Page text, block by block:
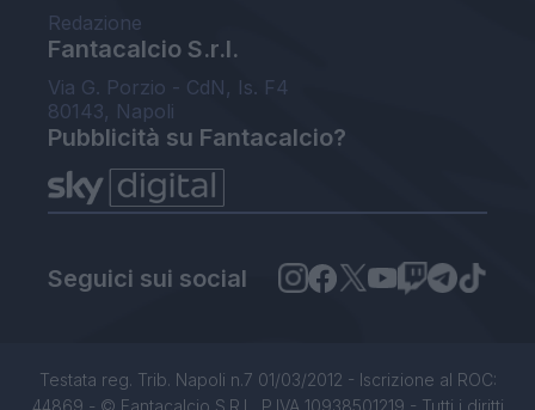
Redazione
Fantacalcio S.r.l.
Via G. Porzio - CdN, Is. F4
80143, Napoli
Pubblicità su Fantacalcio?
Seguici sui social
Testata reg. Trib. Napoli n.7 01/03/2012 - Iscrizione al ROC:
44869 - © Fantacalcio S.R.L. P.IVA 10938501219 - Tutti i diritti